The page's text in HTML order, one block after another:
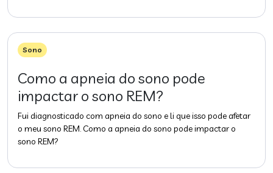
Sono
Como a apneia do sono pode
impactar o sono REM?
Fui diagnosticado com apneia do sono e li que isso pode afetar
o meu sono REM. Como a apneia do sono pode impactar o
sono REM?